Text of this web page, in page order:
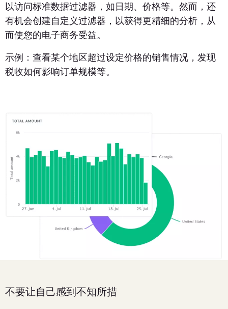
以访问标准数据过滤器，如日期、价格等。然而，还
有机会创建自定义过滤器，以获得更精细的分析，从
而使您的电子商务受益。
示例：查看某个地区超过设定价格的销售情况，发现
税收如何影响订单规模等。
不要让自己感到不知所措